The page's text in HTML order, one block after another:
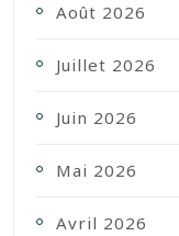
Août 2026
Juillet 2026
Juin 2026
Mai 2026
Avril 2026